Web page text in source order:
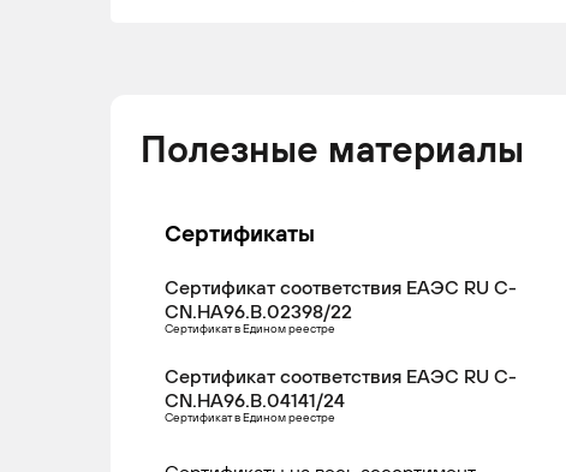
Полезные материалы
Сертификаты
Сертификат соответствия ЕАЭС RU С-
CN.НА96.В.02398/22
Сертификат в Едином реестре
Сертификат соответствия ЕАЭС RU С-
CN.НА96.В.04141/24
Сертификат в Едином реестре